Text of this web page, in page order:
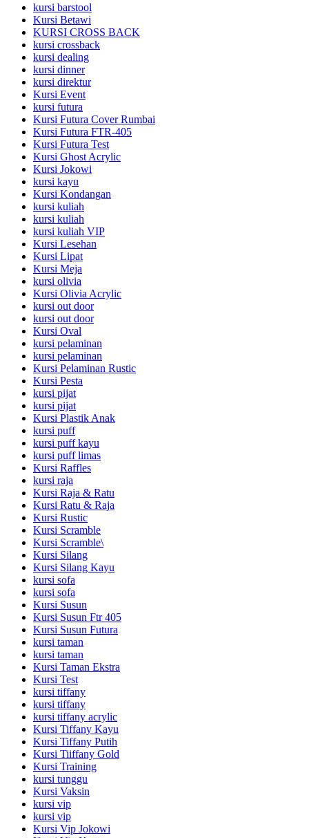
kursi barstool
Kursi Betawi
KURSI CROSS BACK
kursi crossback
kursi dealing
kursi dinner
kursi direktur
Kursi Event
kursi futura
Kursi Futura Cover Rumbai
Kursi Futura FTR-405
Kursi Futura Test
Kursi Ghost Acrylic
Kursi Jokowi
kursi kayu
Kursi Kondangan
kursi kuliah
kursi kuliah
kursi kuliah VIP
Kursi Lesehan
Kursi Lipat
Kursi Meja
kursi olivia
Kursi Olivia Acrylic
kursi out door
kursi out door
Kursi Oval
kursi pelaminan
kursi pelaminan
Kursi Pelaminan Rustic
Kursi Pesta
kursi pijat
kursi pijat
Kursi Plastik Anak
kursi puff
kursi puff kayu
kursi puff limas
Kursi Raffles
kursi raja
Kursi Raja & Ratu
Kursi Ratu & Raja
Kursi Rustic
Kursi Scramble
Kursi Scramble\
Kursi Silang
Kursi Silang Kayu
kursi sofa
kursi sofa
Kursi Susun
Kursi Susun Ftr 405
Kursi Susun Futura
kursi taman
kursi taman
Kursi Taman Ekstra
Kursi Test
kursi tiffany
kursi tiffany
kursi tiffany acrylic
Kursi Tiffany Kayu
Kursi Tiffany Putih
Kursi Tiiffany Gold
Kursi Training
kursi tunggu
Kursi Vaksin
kursi vip
kursi vip
Kursi Vip Jokowi